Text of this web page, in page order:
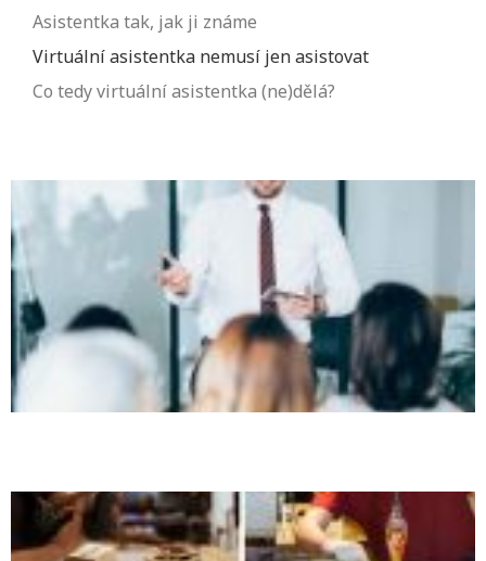
Asistentka tak, jak ji známe
Virtuální asistentka nemusí jen asistovat
Co tedy virtuální asistentka (ne)dělá?